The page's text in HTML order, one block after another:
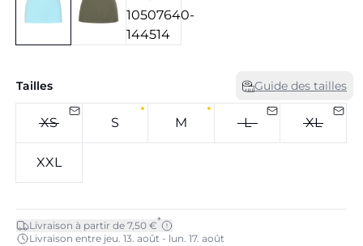
Tailles Guide des tailles
XS S M L XL
XXL
Livraison à partir de 7,50 €*
Livraison entre jeu. 13. août - lun. 17. août